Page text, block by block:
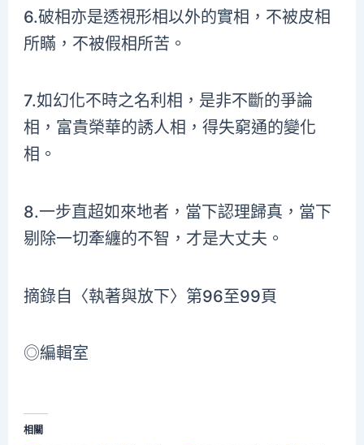
6.破相亦是透視形相以外的實相，不被皮相
所瞞，不被假相所苦。
7.如幻化不時之名利相，是非不斷的爭論
相，富貴榮華的誘人相，得失窮通的變化
相。
8.一步直超如來地者，當下認理歸真，當下
剔除一切牽纏的不智，才是大丈夫。
摘錄自〈執著與放下〉第96至99頁
◎編輯室
相關